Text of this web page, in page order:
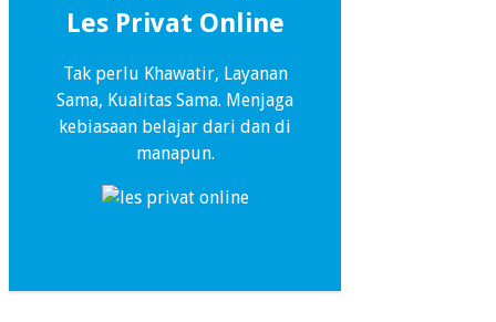
Les Privat Online
Tak perlu Khawatir, Layanan
Sama, Kualitas Sama. Menjaga
kebiasaan belajar dari dan di
manapun.